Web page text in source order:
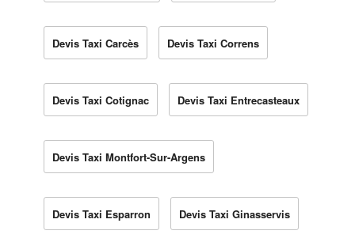
Devis Taxi Carcès Devis Taxi Correns
Devis Taxi Cotignac Devis Taxi Entrecasteaux
Devis Taxi Montfort-Sur-Argens
Devis Taxi Esparron Devis Taxi Ginasservis